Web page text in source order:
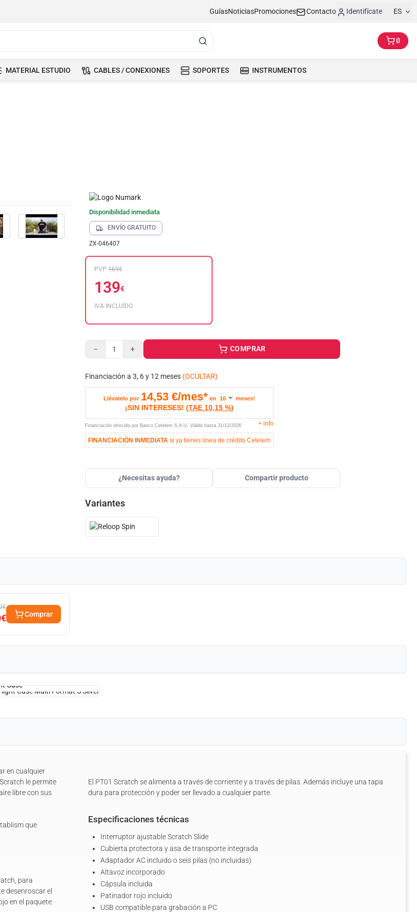
GuíasNoticiasPromociones Contacto Identifícate ES
0
MATERIAL ESTUDIO CABLES / CONEXIONES SOPORTES INSTRUMENTOS
Disponibilidad inmediata
ENVÍO GRATUITO
ZX-046407
PVP 169€
139€
IVA INCLUÍDO
− + COMPRAR
Financiación a 3, 6 y 12 meses (OCULTAR)
Llévatelo por 14,53 €/mes* en meses!
¡SIN INTERESES! (TAE 10,15 %)
Financiación ofrecida por Banco Cetelem S.A.U. Válido hasta 31/12/2026 + info
FINANCIACIÓN INMEDIATA si ya tienes línea de crédito Cetelem
¿Necesitas ayuda? Compartir producto
Variantes
Comprar
Case
en cualquier
le permite
libre con sus
que
para
desenroscar el
en el paquete.
El PT01 Scratch se alimenta a través de corriente y a través de pilas. Además incluye una tapa
dura para protección y poder ser llevado a cualquier parte.
Especificaciones técnicas
Interruptor ajustable Scratch Slide
Cubierta protectora y asa de transporte integrada
Adaptador AC incluido o seis pilas (no incluidas)
Altavoz incorporado
Cápsula incluida
Patinador rojo incluido
USB compatible para grabación a PC